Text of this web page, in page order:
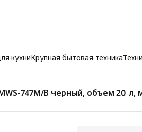
кухниКрупная бытовая техника
747M/B черный, объем 20 л,